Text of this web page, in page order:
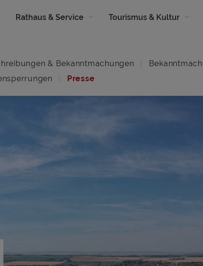
Rathaus & Service Tourismus & Kultur
& Bekanntmachungen
Presse